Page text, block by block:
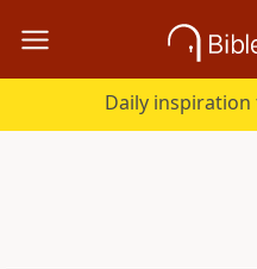
Daily inspiration